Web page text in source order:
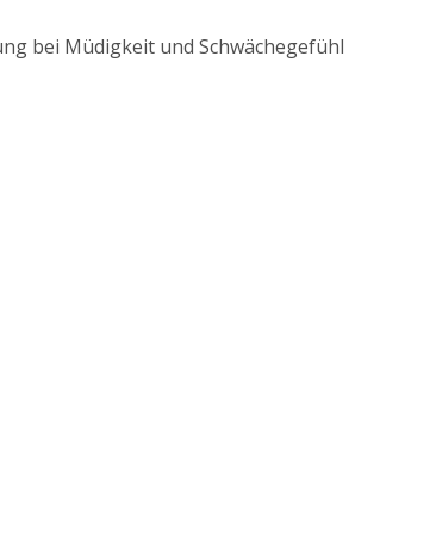
bei Müdigkeit und Schwächegefühl